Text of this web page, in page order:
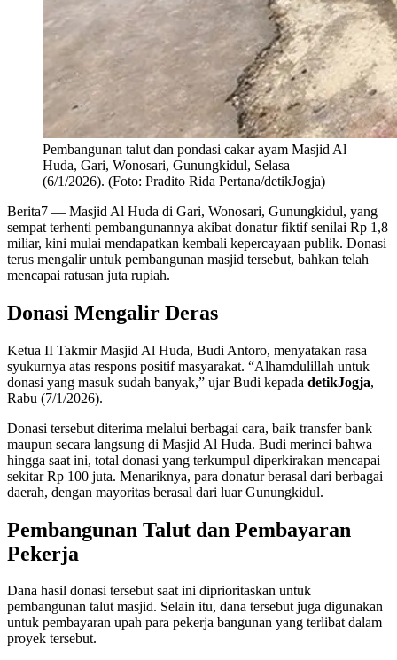
Pembangunan talut dan pondasi cakar ayam Masjid Al
Huda, Gari, Wonosari, Gunungkidul, Selasa
(6/1/2026). (Foto: Pradito Rida Pertana/detikJogja)
Berita7 — Masjid Al Huda di Gari, Wonosari, Gunungkidul, yang
sempat terhenti pembangunannya akibat donatur fiktif senilai Rp 1,8
miliar, kini mulai mendapatkan kembali kepercayaan publik. Donasi
terus mengalir untuk pembangunan masjid tersebut, bahkan telah
mencapai ratusan juta rupiah.
Donasi Mengalir Deras
Ketua II Takmir Masjid Al Huda, Budi Antoro, menyatakan rasa
syukurnya atas respons positif masyarakat. “Alhamdulillah untuk
donasi yang masuk sudah banyak,” ujar Budi kepada detikJogja,
Rabu (7/1/2026).
Donasi tersebut diterima melalui berbagai cara, baik transfer bank
maupun secara langsung di Masjid Al Huda. Budi merinci bahwa
hingga saat ini, total donasi yang terkumpul diperkirakan mencapai
sekitar Rp 100 juta. Menariknya, para donatur berasal dari berbagai
daerah, dengan mayoritas berasal dari luar Gunungkidul.
Pembangunan Talut dan Pembayaran
Pekerja
Dana hasil donasi tersebut saat ini diprioritaskan untuk
pembangunan talut masjid. Selain itu, dana tersebut juga digunakan
untuk pembayaran upah para pekerja bangunan yang terlibat dalam
proyek tersebut.